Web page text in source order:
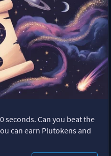
seconds. Can you beat the
can earn Plutokens and